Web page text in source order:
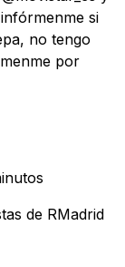
si
no tengo
por
de RMadrid